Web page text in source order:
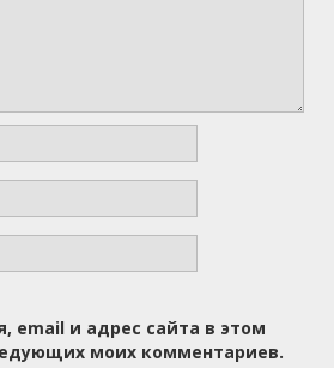
email и адрес сайта в этом
моих комментариев.